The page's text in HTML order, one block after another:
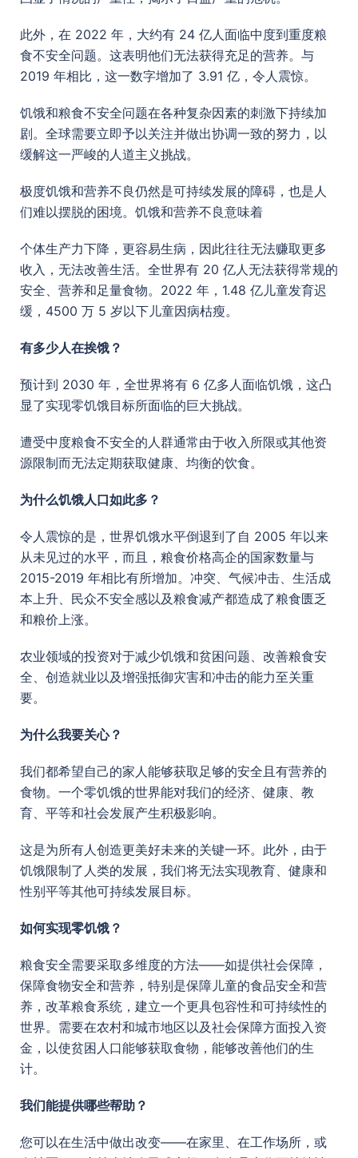
此外，在 2022 年，大约有 24 亿人面临中度到重度粮
食不安全问题。这表明他们无法获得充足的营养。与
2019 年相比，这一数字增加了 3.91 亿，令人震惊。
饥饿和粮食不安全问题在各种复杂因素的刺激下持续加
剧。全球需要立即予以关注并做出协调一致的努力，以
缓解这一严峻的人道主义挑战。
极度饥饿和营养不良仍然是可持续发展的障碍，也是人
们难以摆脱的困境。饥饿和营养不良意味着
个体生产力下降，更容易生病，因此往往无法赚取更多
收入，无法改善生活。全世界有 20 亿人无法获得常规的
安全、营养和足量食物。2022 年，1.48 亿儿童发育迟
缓，4500 万 5 岁以下儿童因病枯瘦。
有多少人在挨饿？
预计到 2030 年，全世界将有 6 亿多人面临饥饿，这凸
显了实现零饥饿目标所面临的巨大挑战。
遭受中度粮食不安全的人群通常由于收入所限或其他资
源限制而无法定期获取健康、均衡的饮食。
为什么饥饿人口如此多？
令人震惊的是，世界饥饿水平倒退到了自 2005 年以来
从未见过的水平，而且，粮食价格高企的国家数量与
2015-2019 年相比有所增加。冲突、气候冲击、生活成
本上升、民众不安全感以及粮食减产都造成了粮食匮乏
和粮价上涨。
农业领域的投资对于减少饥饿和贫困问题、改善粮食安
全、创造就业以及增强抵御灾害和冲击的能力至关重
要。
为什么我要关心？
我们都希望自己的家人能够获取足够的安全且有营养的
食物。一个零饥饿的世界能对我们的经济、健康、教
育、平等和社会发展产生积极影响。
这是为所有人创造更美好未来的关键一环。此外，由于
饥饿限制了人类的发展，我们将无法实现教育、健康和
性别平等其他可持续发展目标。
如何实现零饥饿？
粮食安全需要采取多维度的方法——如提供社会保障，
保障食物安全和营养，特别是保障儿童的食品安全和营
养，改革粮食系统，建立一个更具包容性和可持续性的
世界。需要在农村和城市地区以及社会保障方面投入资
金，以使贫困人口能够获取食物，能够改善他们的生
计。
我们能提供哪些帮助？
您可以在生活中做出改变——在家里、在工作场所，或